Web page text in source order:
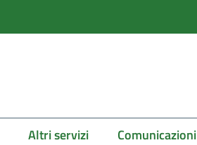
Altri servizi Comunicazioni